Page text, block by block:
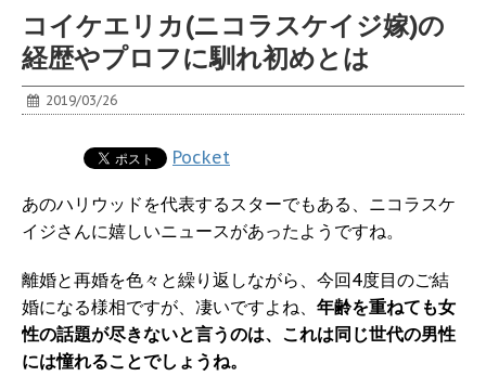
コイケエリカ(ニコラスケイジ嫁)の
経歴やプロフに馴れ初めとは
2019/03/26
Pocket
あのハリウッドを代表するスターでもある、ニコラスケ
イジさんに嬉しいニュースがあったようですね。
離婚と再婚を色々と繰り返しながら、今回4度目のご結
婚になる様相ですが、凄いですよね、 年齢を重ねても女
性の話題が尽きないと言うのは、これは同じ世代の男性
には憧れることでしょうね。